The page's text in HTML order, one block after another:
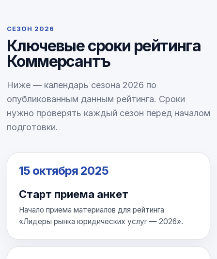
СЕЗОН 2026
Ключевые сроки рейтинга
Коммерсантъ
Ниже — календарь сезона 2026 по
опубликованным данным рейтинга. Сроки
нужно проверять каждый сезон перед началом
подготовки.
15 октября 2025
Старт приема анкет
Начало приема материалов для рейтинга
«Лидеры рынка юридических услуг — 2026».